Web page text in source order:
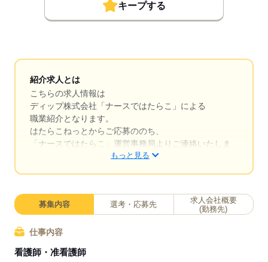
キープする
紹介求人とは
こちらの求人情報は
ディップ株式会社「ナースではたらこ」による
職業紹介となります。
はたらこねっとからご応募ののち、
「ナースではたらこ」運営事務局よりご連絡いたしま
求職中の看護師さんの転職を専任の
キャリアアドバイザーが入職まで無料でサポートいた
日本最大級の求人情報の中からぴったりな求人をご紹
もっと見る
募集内容 選考・応募先
求人会社概要
(勤務先)
仕事内容
看護師・准看護師